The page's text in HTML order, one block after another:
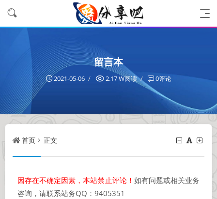
留言本
2021-05-06 2.17 W阅读 0评论
首页 正文
因存在不确定因素，本站禁止评论！ 如有问题或相关业务
咨询，请联系站务QQ：9405351